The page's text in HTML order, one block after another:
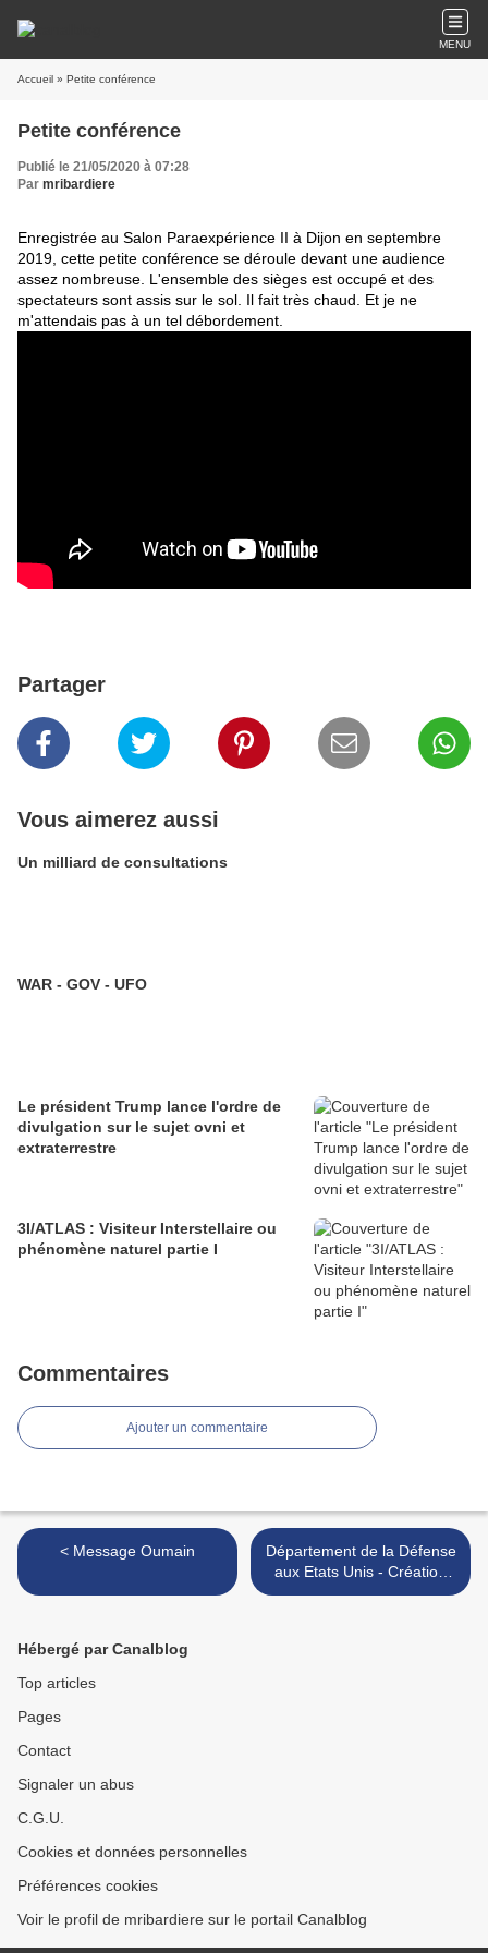
MENU
Accueil » Petite conférence
Petite conférence
Publié le 21/05/2020 à 07:28
Par mribardiere
Enregistrée au Salon Paraexpérience II à Dijon en septembre
2019, cette petite conférence se déroule devant une audience
assez nombreuse. L'ensemble des sièges est occupé et des
spectateurs sont assis sur le sol. Il fait très chaud. Et je ne
m'attendais pas à un tel débordement.
Partager
Vous aimerez aussi
Un milliard de consultations
WAR - GOV - UFO
Le président Trump lance l'ordre de
divulgation sur le sujet ovni et
extraterrestre
3I/ATLAS : Visiteur Interstellaire ou
phénomène naturel partie I
Commentaires
Ajouter un commentaire
< Message Oumain
Département de la Défense
aux Etats Unis - Création
d'une équipe spéciale sur
Hébergé par Canalblog
Top articles
Pages
Contact
Signaler un abus
C.G.U.
Cookies et données personnelles
Préférences cookies
Voir le profil de mribardiere sur le portail Canalblog